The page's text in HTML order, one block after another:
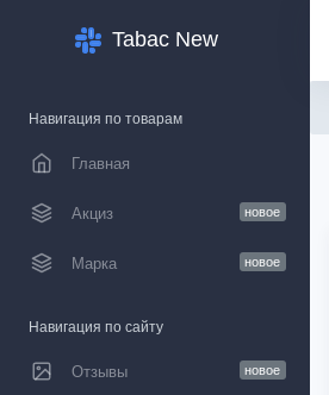
Tabac New
Навигация по товарам
Главная
Акциз новое
Марка новое
Навигация по сайту
Отзывы новое